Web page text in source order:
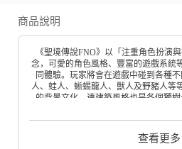
商品說明
《聖境傳說FNO》以「注重角色扮演
念，可愛的角色風格、豐富的遊戲系統
同體驗。玩家將會在遊戲中碰到各種
人、蛙人、蜥蜴龍人、獸人及野豬人等
的背景文化，連建築風格也是各個獨樹
依需求變換，使玩家在進行遊戲的同時
的不同樂趣，更重要的是－大大提高了
合度。讓遊戲回歸角色扮演最初的本質
查看更多